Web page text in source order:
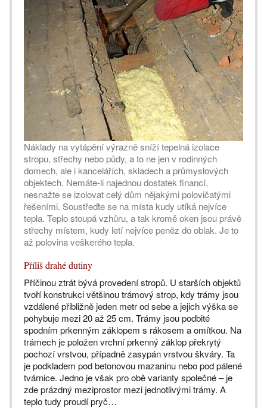
Náklady na vytápění výrazně sníží tepelná izolace
stropu, střechy nebo půdy, a to ne jen v rodinných
domech, ale i kancelářích, skladech a průmyslových
objektech. Nemáte-li najednou dostatek financí,
nesnažte se izolovat celý dům nějakými polovičatými
řešeními. Soustřeďte se na místa kudy utíká nejvíce
tepla. Teplo stoupá vzhůru, a tak kromě oken jsou právě
střechy místem, kudy letí nejvíce peněz do oblak. Je to
až polovina veškerého tepla.
Příliš drahé dutiny
Příčinou ztrát bývá provedení stropů. U starších objektů
tvoří konstrukci většinou trámový strop, kdy trámy jsou
vzdálené přibližně jeden metr od sebe a jejich výška se
pohybuje mezi 20 až 25 cm. Trámy jsou podbité
spodním prkenným záklopem s rákosem a omítkou. Na
trámech je položen vrchní prkenný záklop překrytý
pochozí vrstvou, případně zasypán vrstvou škváry. Ta
je podkladem pod betonovou mazaninu nebo pod pálené
tvárnice. Jedno je však pro obě varianty společné – je
zde prázdný meziprostor mezi jednotlivými trámy. A
teplo tudy proudí pryč…